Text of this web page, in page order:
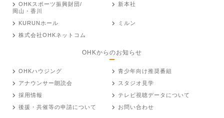
OHKスポーツ振興財団/
岡山・香川
新本社
KURUNホール
ミルン
株式会社OHKネットコム
OHKからのお知らせ
OHKハウジング
青少年向け推奨番組
アナウンサー朗読会
スタジオ見学
採用情報
テレビ視聴データについて
後援・共催等の申請について
お問い合わせ